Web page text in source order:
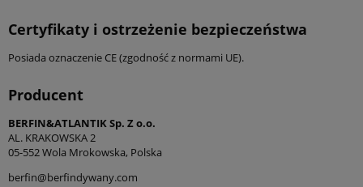
Certyfikaty i ostrzeżenie bezpieczeństwa
Posiada oznaczenie CE (zgodność z normami UE).
Producent
BERFIN&ATLANTIK Sp. Z o.o.
AL. KRAKOWSKA 2
05-552 Wola Mrokowska, Polska
berfin@berfindywany.com